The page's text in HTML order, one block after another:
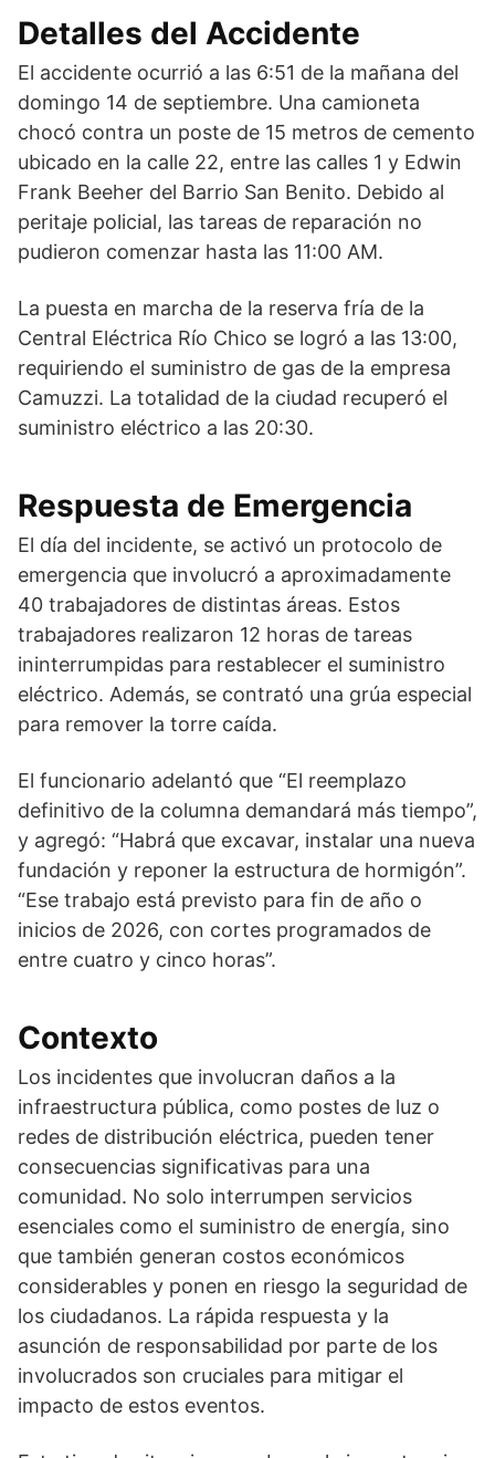
Detalles del Accidente
El accidente ocurrió a las 6:51 de la mañana del
domingo 14 de septiembre. Una camioneta
chocó contra un poste de 15 metros de cemento
ubicado en la calle 22, entre las calles 1 y Edwin
Frank Beeher del Barrio San Benito. Debido al
peritaje policial, las tareas de reparación no
pudieron comenzar hasta las 11:00 AM.
La puesta en marcha de la reserva fría de la
Central Eléctrica Río Chico se logró a las 13:00,
requiriendo el suministro de gas de la empresa
Camuzzi. La totalidad de la ciudad recuperó el
suministro eléctrico a las 20:30.
Respuesta de Emergencia
El día del incidente, se activó un protocolo de
emergencia que involucró a aproximadamente
40 trabajadores de distintas áreas. Estos
trabajadores realizaron 12 horas de tareas
ininterrumpidas para restablecer el suministro
eléctrico. Además, se contrató una grúa especial
para remover la torre caída.
El funcionario adelantó que “El reemplazo
definitivo de la columna demandará más tiempo”,
y agregó: “Habrá que excavar, instalar una nueva
fundación y reponer la estructura de hormigón”.
“Ese trabajo está previsto para fin de año o
inicios de 2026, con cortes programados de
entre cuatro y cinco horas”.
Contexto
Los incidentes que involucran daños a la
infraestructura pública, como postes de luz o
redes de distribución eléctrica, pueden tener
consecuencias significativas para una
comunidad. No solo interrumpen servicios
esenciales como el suministro de energía, sino
que también generan costos económicos
considerables y ponen en riesgo la seguridad de
los ciudadanos. La rápida respuesta y la
asunción de responsabilidad por parte de los
involucrados son cruciales para mitigar el
impacto de estos eventos.